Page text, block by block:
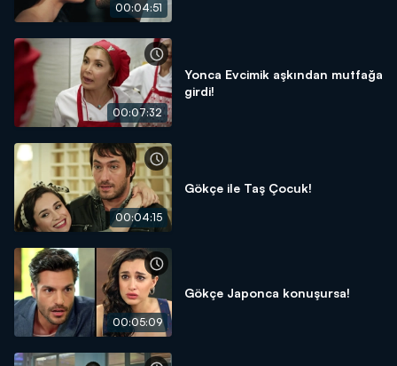
00:04:51
00:07:32
Yonca Evcimik aşkından mutfağa
girdi!
00:04:15
Gökçe ile Taş Çocuk!
00:05:09
Gökçe Japonca konuşursa!